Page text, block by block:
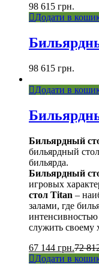
98 615 грн.
Додати в
98 615 грн.
Додати в
Бильярдный
бильярдный
бильярда.
Бильярдный
игровых
стол Titan –
залами, где
служить своему
67 144 грн.72
Додати в